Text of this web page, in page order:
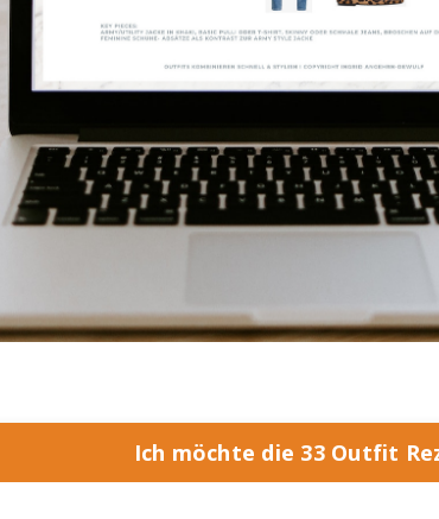
Ich möchte die 33 Outfit